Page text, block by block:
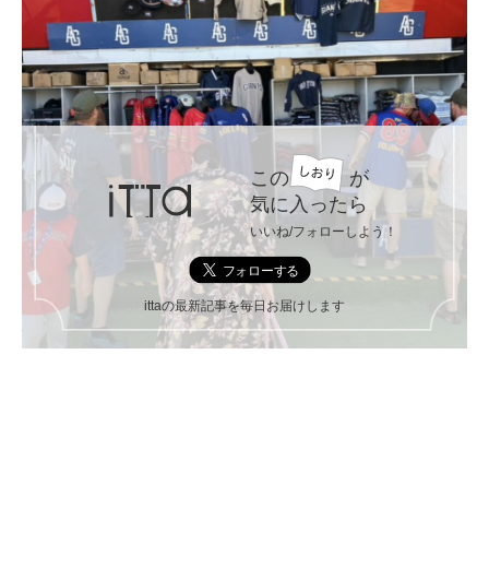
この
が
気に入ったら
いいね/フォローしよう！
ittaの最新記事を毎日お届けします